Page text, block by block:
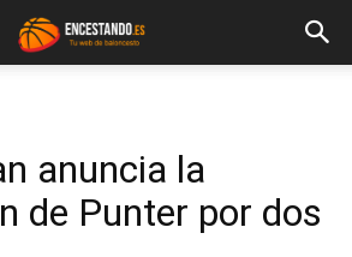
anuncia la
de Punter por dos